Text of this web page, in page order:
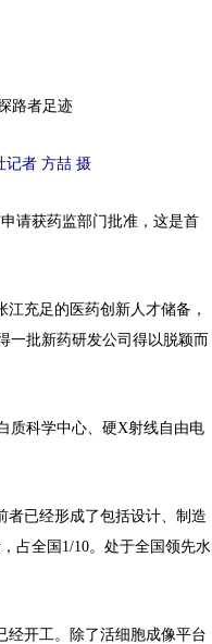
记者 方喆 摄
请获药监部门批准，这是首
充足的医药创新人才储备，
一批新药研发公司得以脱颖而
科学中心、硬X射线自由电
已经形成了包括设计、制造
占全国1/10。处于全国领先水
开工。除了活细胞成像平台